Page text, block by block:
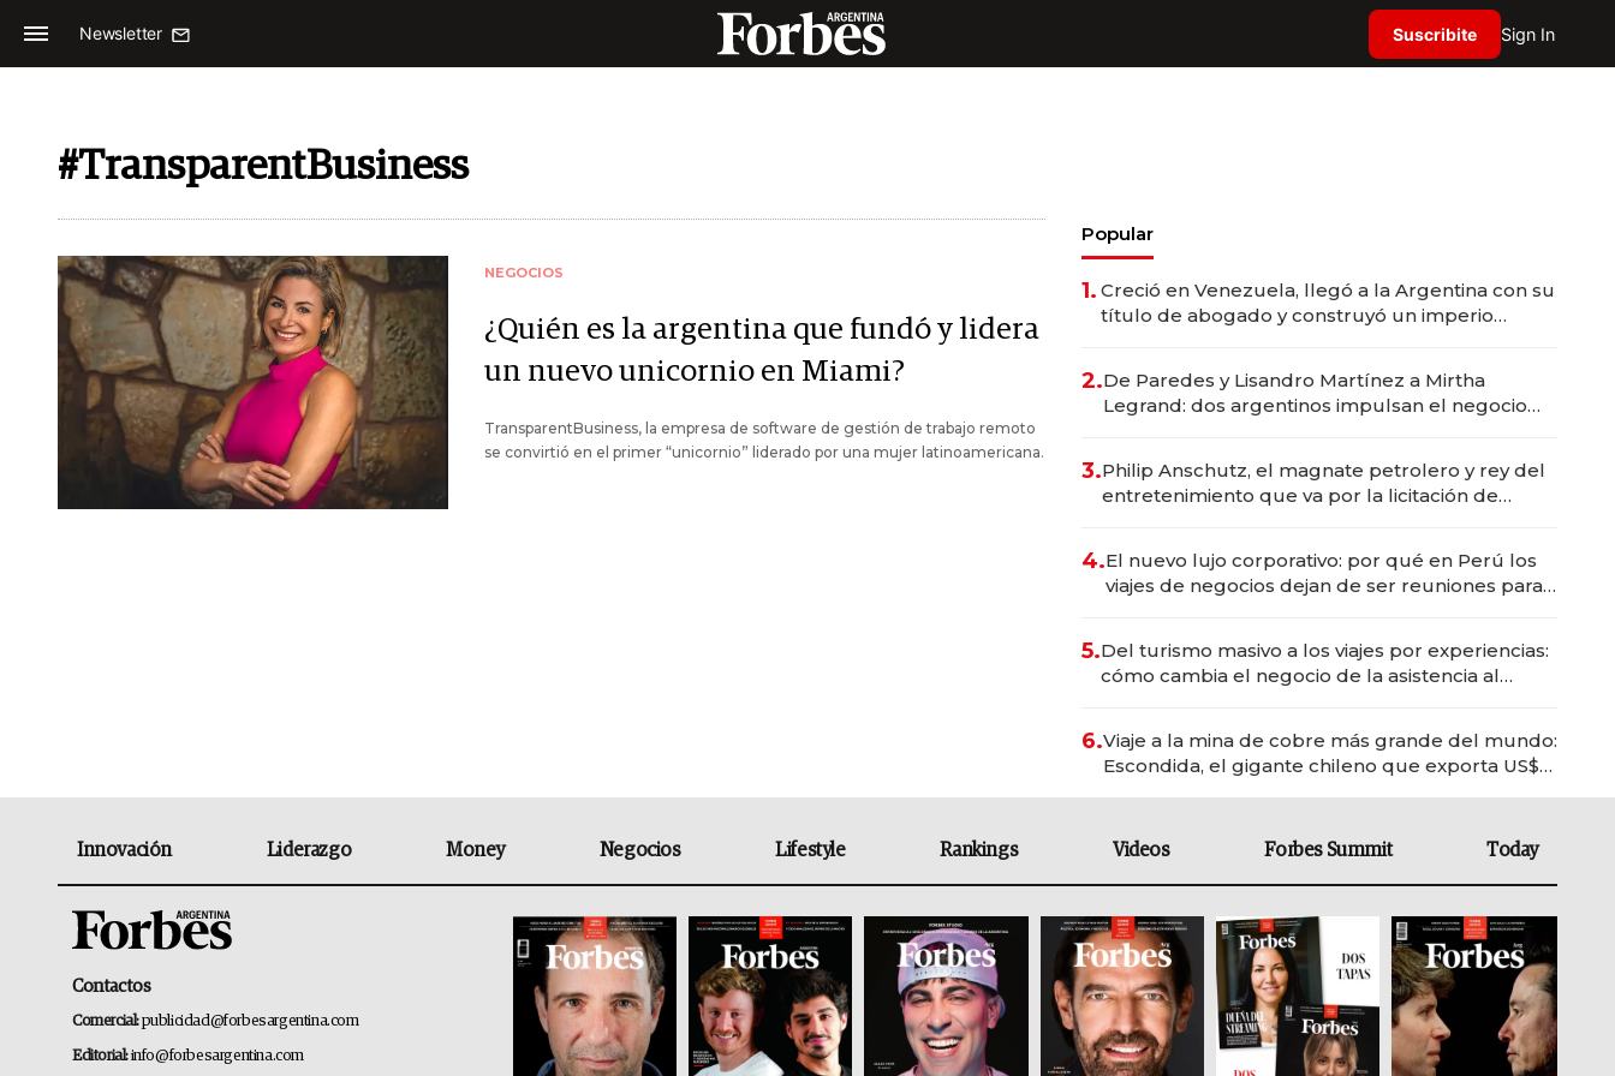
Newsletter Suscribite Sign In
#TransparentBusiness
NEGOCIOS
¿Quién es la argentina que fundó y lidera
un nuevo unicornio en Miami?
TransparentBusiness, la empresa de software de gestión de trabajo remoto
se convirtió en el primer “unicornio” liderado por una mujer latinoamericana.
Popular
1. Creció en Venezuela, llegó a la Argentina con su
título de abogado y construyó un imperio
2.De Paredes y Lisandro Martínez a Mirtha
Legrand: dos argentinos impulsan el negocio
3.Philip Anschutz, el magnate petrolero y rey del
entretenimiento que va por la licitación de
4.El nuevo lujo corporativo: por qué en Perú los
viajes de negocios dejan de ser reuniones para
5.Del turismo masivo a los viajes por experiencias:
cómo cambia el negocio de la asistencia al
6.Viaje a la mina de cobre más grande del mundo:
Escondida, el gigante chileno que exporta US$
Innovación Liderazgo Money Negocios Lifestyle Rankings Videos Forbes Summit Today
Contactos
Comercial:publicidad@forbesargentina.com
Editorial:info@forbesargentina.com